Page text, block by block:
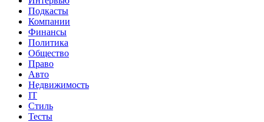
Подкасты
Компании
Финансы
Политика
Общество
Право
Авто
Недвижимость
IT
Стиль
Тесты